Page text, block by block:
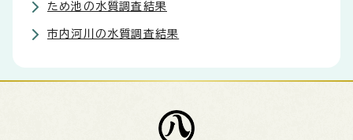
ため池の水質調査結果
市内河川の水質調査結果